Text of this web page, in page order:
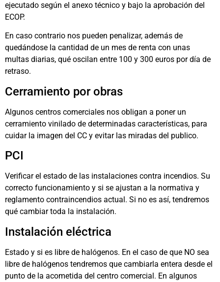
ejecutado según el anexo técnico y bajo la aprobación del
ECOP.
En caso contrario nos pueden penalizar, además de
quedándose la cantidad de un mes de renta con unas
multas diarias, qué oscilan entre 100 y 300 euros por día de
retraso.
Cerramiento por obras
Algunos centros comerciales nos obligan a poner un
cerramiento vinilado de determinadas características, para
cuidar la imagen del CC y evitar las miradas del publico.
PCI
Verificar el estado de las instalaciones contra incendios. Su
correcto funcionamiento y si se ajustan a la normativa y
reglamento contraincendios actual. Si no es así, tendremos
qué cambiar toda la instalación.
Instalación eléctrica
Estado y si es libre de halógenos. En el caso de que NO sea
libre de halógenos tendremos que cambiarla entera desde el
punto de la acometida del centro comercial. En algunos